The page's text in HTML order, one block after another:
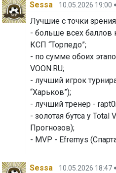
Sessa 10.05.2026 19:00
Лучшие с точки зрения
- больше всех баллов
КСП “Торпедо”;
- по сумме обоих
VOON.RU;
- лучший игрок
“Харьков”);
- лучший тренер -
- золотая бутса у Total
Прогнозов);
- MVP - Efremys
Sessa 10.05.2026 18:47